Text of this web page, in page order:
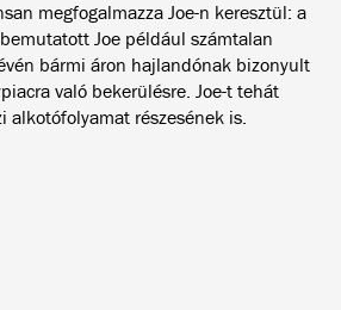
megfogalmazza Joe-n keresztül: a
Joe például számtalan
bármi áron hajlandónak bizonyult
való bekerülésre. Joe-t tehát
alkotófolyamat részesének is.